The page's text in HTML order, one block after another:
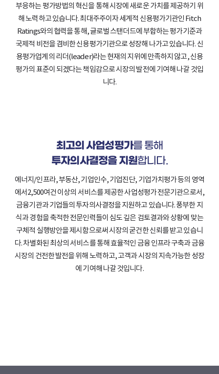
부응하는 평가방법의 혁신을 통해 시장에 새로운 가치를 제공하기 위
해 노력하고 있습니다.최대주주이자 세계적 신용평가기관인 Fitch
Ratings와의 협력을 통해,글로벌 스탠더드에 부합하는 평가기준과
국제적 비전을 겸비한 신용평가기관으로 성장해 나가고 있습니다. 신
용평가업계의 리더(leader)라는 현재의 지위에 만족하지 않고,신용
평가의 표준이 되겠다는 책임감으로 시장의 발전에 기여해 나갈 것입
니다.
최고의 사업성평가를 통해
투자의사결정을 지원합니다.
에너지/인프라, 부동산, 기업인수, 기업진단, 기업가치평가 등의 영역
에서 2,500여건 이상의 서비스를 제공한 사업성평가 전문기관으로서,
금융기관과 기업들의 투자의사결정을 지원하고 있습니다.풍부한 지
식과 경험을 축적한 전문인력들이 심도 깊은 검토결과와상황에 맞는
구체적 실행방안을 제시함으로써 시장의 굳건한 신뢰를 받고 있습니
다.차별화된 최상의 서비스를 통해 효율적인 금융 인프라 구축과 금융
시장의 건전한 발전을 위해 노력하고,고객과 시장의 지속가능한 성장
에 기여해 나갈 것입니다.